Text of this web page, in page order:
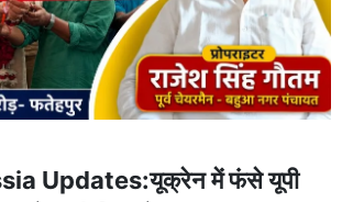
Updates:यूक्रेन में फंसे यूपी